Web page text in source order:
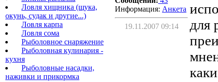
Ловля хищника (щука,
окунь, судак и другие...)
Ловля карпа
Ловля сома
Рыболовное снаряжение
Рыболовная кулинария -
кухня
Рыболовные насадки,
наживки и прикормка
Информация: Aнкета
19.11.2007 09:14
для